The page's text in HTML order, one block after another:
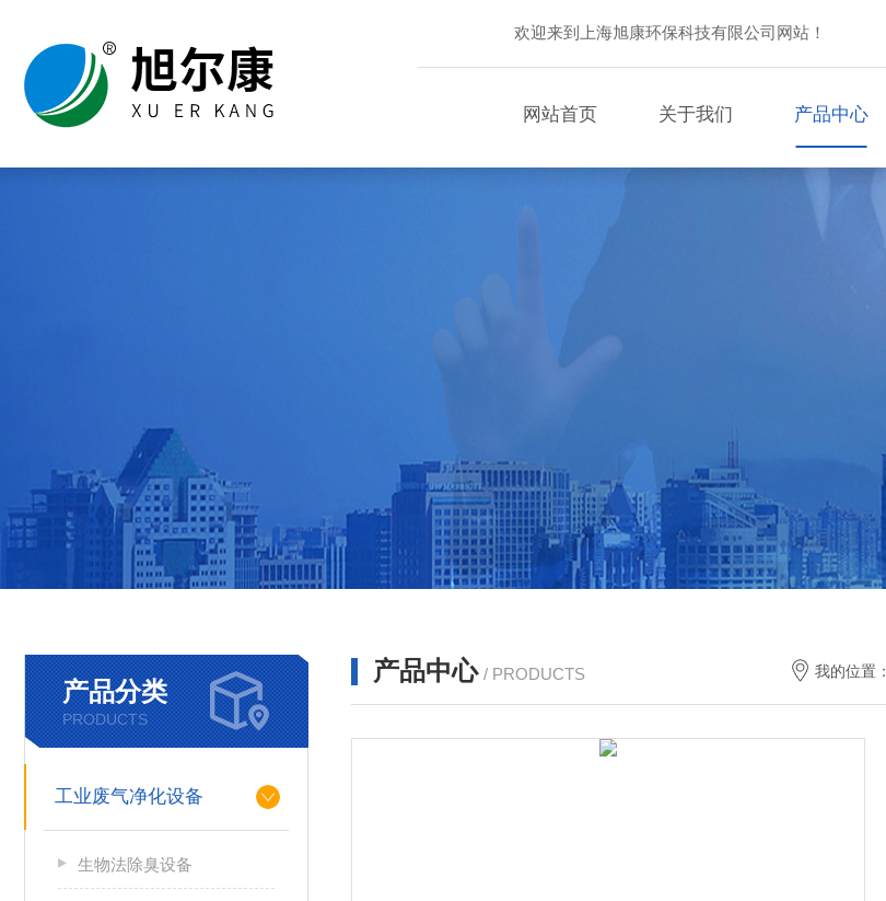
欢迎来到上海旭康环保科技有限公司网站！
网站首页 关于我们 产品中心
产品分类
PRODUCTS
工业废气净化设备
生物法除臭设备
产品中心 / PRODUCTS 我的位置：